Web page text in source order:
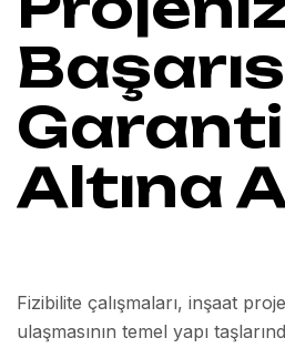
Garanti
Altına
Fizibilite çalışmaları, inşaat
ulaşmasının temel yapı